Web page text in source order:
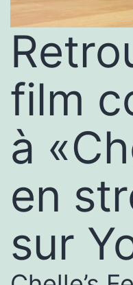
film
à
en
sur